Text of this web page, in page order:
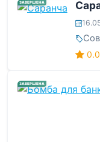
ЗАВЕРШЕНА
0.0
ЗАВЕРШЕНА